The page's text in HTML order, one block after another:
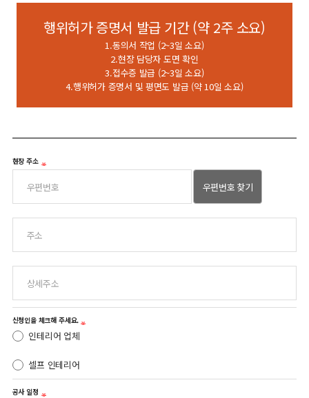
행위허가 증명서 발급 기간 (약 2주 소요)
1.동의서 작업 (2~3일 소요)
2.현장 담당자 도면 확인
3.접수증 발급 (2~3일 소요)
4.행위허가 증명서 및 평면도 발급 (약 10일 소요)
현장 주소
신청인을 체크해 주세요.
인테리어 업체
셀프 인테리어
공사 일정